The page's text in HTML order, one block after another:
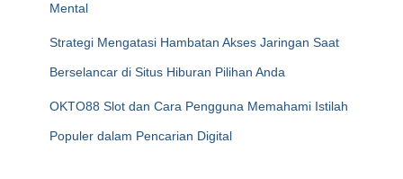
Mental
Strategi Mengatasi Hambatan Akses Jaringan Saat
Berselancar di Situs Hiburan Pilihan Anda
OKTO88 Slot dan Cara Pengguna Memahami Istilah
Populer dalam Pencarian Digital